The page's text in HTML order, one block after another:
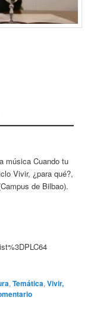
música Cuando tu
Vivir, ¿para qué?,
de Bilbao).
,Temática,Vivir,